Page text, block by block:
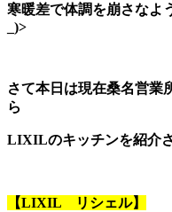
寒暖差で体調を崩さなよ
_)>
さて本日は現在桑名営業
ら
LIXILのキッチンを紹介
【LIXIL リシェル】